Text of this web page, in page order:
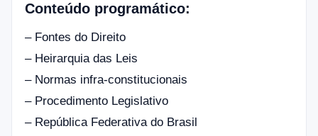
Conteúdo programático:
– Fontes do Direito
– Heirarquia das Leis
– Normas infra-constitucionais
– Procedimento Legislativo
– República Federativa do Brasil